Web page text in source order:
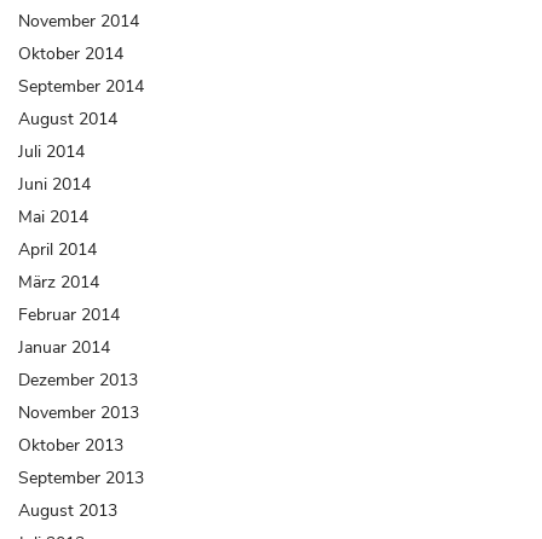
November 2014
Oktober 2014
September 2014
August 2014
Juli 2014
Juni 2014
Mai 2014
April 2014
März 2014
Februar 2014
Januar 2014
Dezember 2013
November 2013
Oktober 2013
September 2013
August 2013